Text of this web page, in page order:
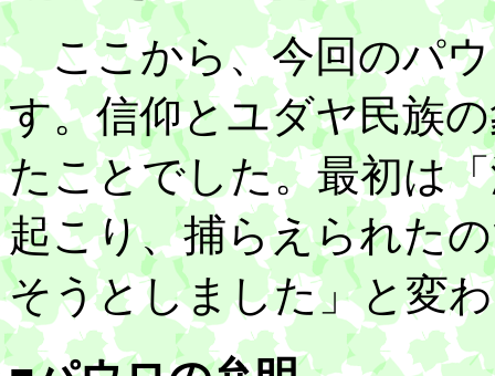
ここから、今回のパウ
す。信仰とユダヤ民族
たことでした。最初は
起こり、捕らえられた
そうとしました」と変